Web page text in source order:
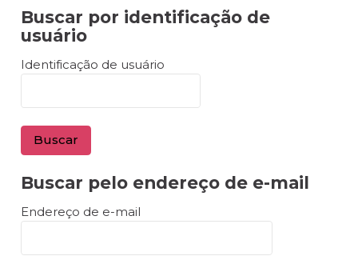
Buscar por identificação de usuário
Buscar por identificação de
usuário
Identificação de usuário
Buscar pelo endereço de e-mail
Buscar pelo endereço de e-mail
Endereço de e-mail